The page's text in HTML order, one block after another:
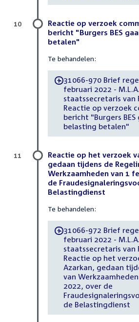
Reactie op verzoek
bericht "Burgers BES
betalen"
Te behandelen:
-31066-970 Brief
februari 2022 -
staatssecretaris van
Reactie op verzoek
bericht "Burgers BES
belasting betalen"
10
Reactie op het verzoek
gedaan tijdens de
Werkzaamheden van 1
de
Belastingdienst
Te behandelen:
-31066-972 Brief
februari 2022 -
staatssecretaris van
Reactie op het
Azarkan, gedaan
van
2022, over de
de Belastingdienst
11